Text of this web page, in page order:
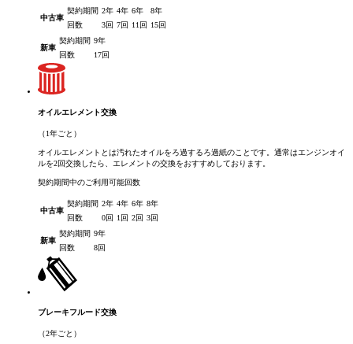
中古車
契約期間 2年 4年 6年
8年
回数
3回 7回 11回 15回
新車
契約期間 9年
回数
17回
オイルエレメント交換
（1年ごと）
オイルエレメントとは汚れたオイルをろ過するろ過紙のことです。通常はエンジンオイ
ルを2回交換したら、エレメントの交換をおすすめしております。
契約期間中のご利用可能回数
中古車
契約期間 2年 4年 6年 8年
回数
0回 1回 2回 3回
新車
契約期間 9年
回数
8回
ブレーキフルード交換
（2年ごと）